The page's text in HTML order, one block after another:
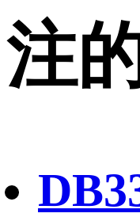
注